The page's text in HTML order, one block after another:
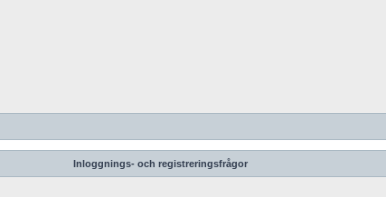
Inloggnings- och registreringsfrågor